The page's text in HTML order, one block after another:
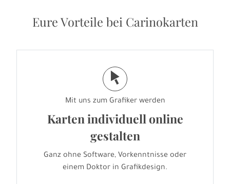
Eure Vorteile bei Carinokarten
j
Mit uns zum Grafiker werden
Karten individuell online
gestalten
Ganz ohne Software, Vorkenntnisse oder
einem Doktor in Grafikdesign.